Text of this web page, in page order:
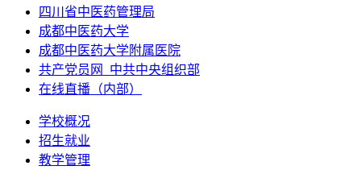
四川省中医药管理局
成都中医药大学
成都中医药大学附属医院
共产党员网_中共中央组织部
在线直播（内部）
学校概况
招生就业
教学管理